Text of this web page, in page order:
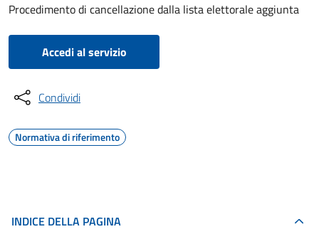
Procedimento di cancellazione dalla lista elettorale aggiunta
Accedi al servizio
Condividi
Normativa di riferimento
INDICE DELLA PAGINA